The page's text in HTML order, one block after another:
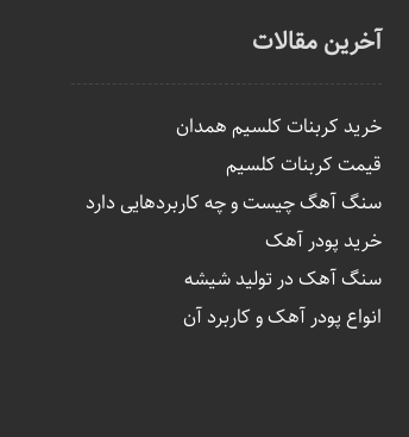
آخرین مقالات
خرید کربنات کلسیم همدان
قیمت کربنات کلسیم
سنگ آهگ چیست و چه کاربردهایی دارد
خرید پودر آهک
سنگ آهک در تولید شیشه
انواع پودر آهک و کاربرد آن